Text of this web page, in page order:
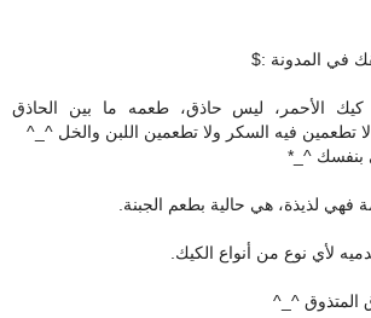
في المدونة :$
كيك الأحمر، ليس حاذق، طعمه ما بين الحاذق
لا تطعمين فيه السكر ولا تطعمين اللبن والخل ^_^
بنفسك ^_*
فهي لذيذة، هي حالية بطعم الجبنة.
لأي نوع من أنواع الكيك.
المتذوق ^_^